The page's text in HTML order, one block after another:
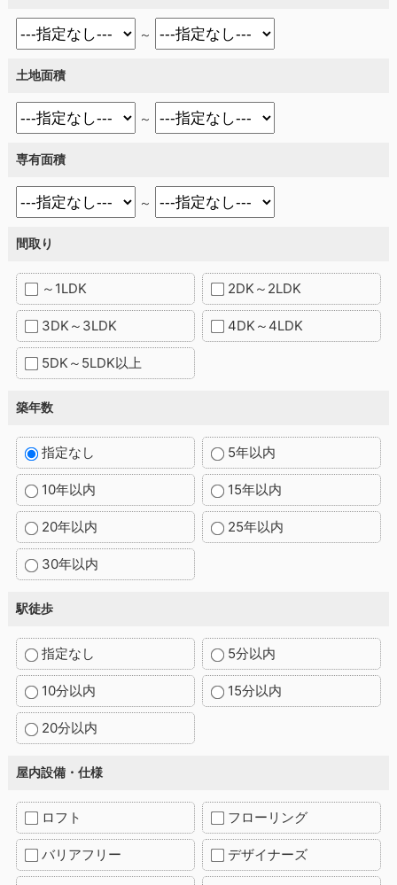
～
土地面積
～
専有面積
～
間取り
～1LDK 2DK～2LDK
3DK～3LDK 4DK～4LDK
5DK～5LDK以上
築年数
指定なし 5年以内
10年以内 15年以内
20年以内 25年以内
30年以内
駅徒歩
指定なし 5分以内
10分以内 15分以内
20分以内
屋内設備・仕様
ロフト フローリング
バリアフリー デザイナーズ